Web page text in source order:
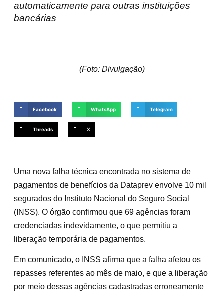
automaticamente para outras instituições
bancárias
(Foto: Divulgação)
Facebook WhatsApp Telegram
Threads X
Uma nova falha técnica encontrada no sistema de
pagamentos de benefícios da Dataprev envolve 10 mil
segurados do Instituto Nacional do Seguro Social
(INSS). O órgão confirmou que 69 agências foram
credenciadas indevidamente, o que permitiu a
liberação temporária de pagamentos.
Em comunicado, o INSS afirma que a falha afetou os
repasses referentes ao mês de maio, e que a liberação
por meio dessas agências cadastradas erroneamente